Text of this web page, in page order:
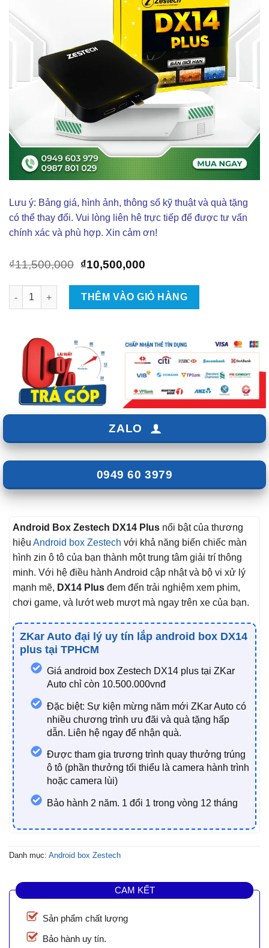
Lưu ý: Bảng giá, hình ảnh, thông số kỹ thuật và quà tặng
có thể thay đổi. Vui lòng liên hê trực tiếp để được tư vấn
chính xác và phù hợp. Xin cảm ơn!
₫11,500,000 Giá
là:
₫11,500,000.
₫10,500,000Giá
tại
là:
₫10,500,000.
Android Box Zestech DX14 Plus số lượng
THÊM VÀO GIỎ HÀNG
ZALO
0949 60 3979
Android Box Zestech DX14 Plus nổi bật của thương
hiệu Android box Zestech với khả năng biến chiếc màn
hình zin ô tô của bạn thành một trung tâm giải trí thông
minh. Với hệ điều hành Android cập nhật và bộ vi xử lý
mạnh mẽ, DX14 Plus đem đến trải nghiệm xem phim,
chơi game, và lướt web mượt mà ngay trên xe của bạn.
ZKar Auto đại lý uy tín lắp android box DX14
plus tại TPHCM
Giá android box Zestech DX14 plus tại ZKar
Auto chỉ còn 10.500.000vnđ
Đặc biệt: Sự kiện mừng năm mới ZKar Auto có
nhiều chương trình ưu đãi và quà tặng hấp
dẫn. Liên hệ ngay để nhận quà.
Được tham gia trương trình quay thưởng trúng
ô tô (phần thưởng tối thiểu là camera hành trình
hoặc camera lùi)
Bảo hành 2 năm. 1 đổi 1 trong vòng 12 tháng
Danh mục: Android box Zestech
CAM KẾT
Sản phẩm chất lượng
Bảo hành uy tín.